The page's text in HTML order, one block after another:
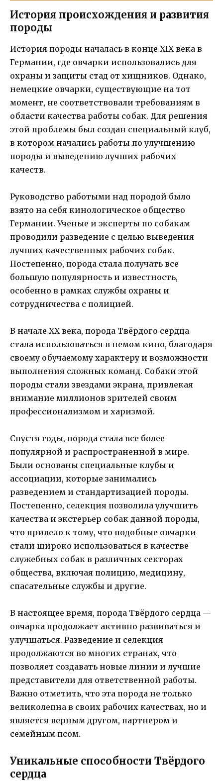
История происхождения и развития
породы
История породы началась в конце XIX века в
Германии, где овчарки использовались для
охраны и защиты стад от хищников. Однако,
немецкие овчарки, существующие на тот
момент, не соответствовали требованиям в
области качества работы собак. Для решения
этой проблемы был создан специальный клуб,
в котором начались работы по улучшению
породы и выведению лучших рабочих
качеств.
Руководство работыми над породой было
взято на себя кинологическое общество
Германии. Ученые и эксперты по собакам
проводили разведение с целью выведения
лучших качественных рабочих собак.
Постепенно, порода стала получать все
большую популярность и известность,
особенно в рамках службы охраны и
сотрудничества с полицией.
В начале XX века, порода Твёрдого сердца
стала использоваться в немом кино, благодаря
своему обучаемому характеру и возможности
выполнения сложных команд. Собаки этой
породы стали звездами экрана, привлекая
внимание миллионов зрителей своим
профессионализмом и харизмой.
Спустя годы, порода стала все более
популярной и распространенной в мире.
Были основаны специальные клубы и
ассоциации, которые занимались
разведением и стандартизацией породы.
Постепенно, селекция позволила улучшить
качества и экстерьер собак данной породы,
что привело к тому, что подобные овчарки
стали широко использоваться в качестве
служебных собак в различных секторах
общества, включая полицию, медицину,
спасательные службы и другие.
В настоящее время, порода Твёрдого сердца —
овчарка продолжает активно развиваться и
улучшаться. Разведение и селекция
продолжаются во многих странах, что
позволяет создавать новые линии и лучшие
представители для ответственной работы.
Важно отметить, что эта порода не только
великолепна в своих рабочих качествах, но и
является верным другом, партнером и
семейным псом.
Уникальные способности Твёрдого
сердца